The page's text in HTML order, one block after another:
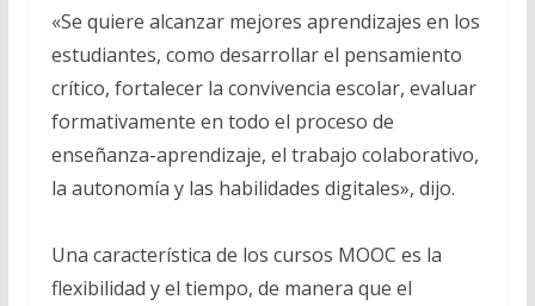
«Se quiere alcanzar mejores aprendizajes en los
estudiantes, como desarrollar el pensamiento
crítico, fortalecer la convivencia escolar, evaluar
formativamente en todo el proceso de
enseñanza-aprendizaje, el trabajo colaborativo,
la autonomía y las habilidades digitales», dijo.
Una característica de los cursos MOOC es la
flexibilidad y el tiempo, de manera que el